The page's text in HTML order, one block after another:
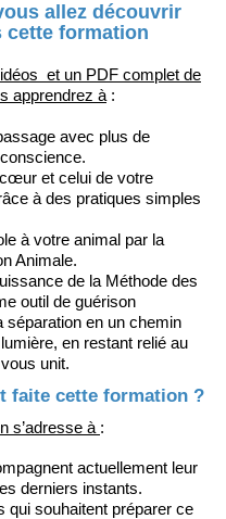
allez découvrir
cette formation
et un PDF complet de
apprendrez à :
avec plus de
et celui de votre
à des pratiques simples
à votre animal par la
Animale.
de la Méthode des
outil de guérison
séparation en un chemin
en restant relié au
unit.
faite cette formation ?
s’adresse à :
actuellement leur
derniers instants.
qui souhaitent préparer ce